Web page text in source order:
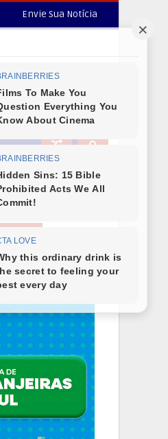
Envie Sua Notícia
de Virmond segue avançando!